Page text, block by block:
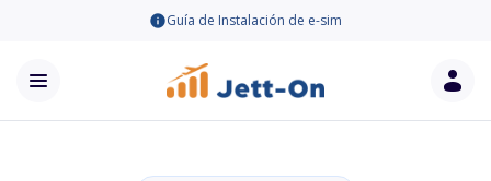
Guía de Instalación de e-sim